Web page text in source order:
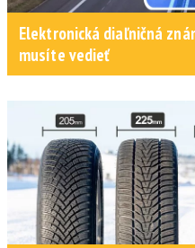
Elektronická diaľničná
musíte vedieť